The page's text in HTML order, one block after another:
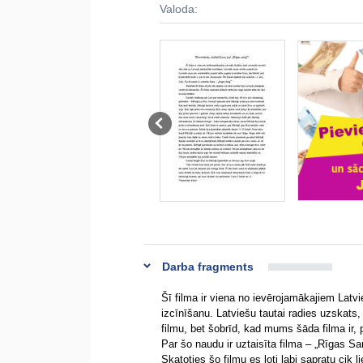
Valoda:
Darba fragments
Šī filma ir viena no ievērojamākajiem
izcīnīšanu. Latviešu tautai radies
filmu, bet šobrīd, kad mums šāda filma
Par šo naudu ir uztaisīta filma – „Rīgas
Skatoties šo filmu es ļoti labi sapratu cik